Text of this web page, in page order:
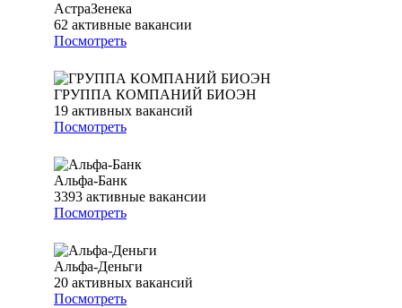
АстраЗенека
62 активные вакансии
Посмотреть
ГРУППА КОМПАНИЙ БИОЭН
19 активных вакансий
Посмотреть
Альфа-Банк
3393 активные вакансии
Посмотреть
Альфа-Деньги
20 активных вакансий
Посмотреть